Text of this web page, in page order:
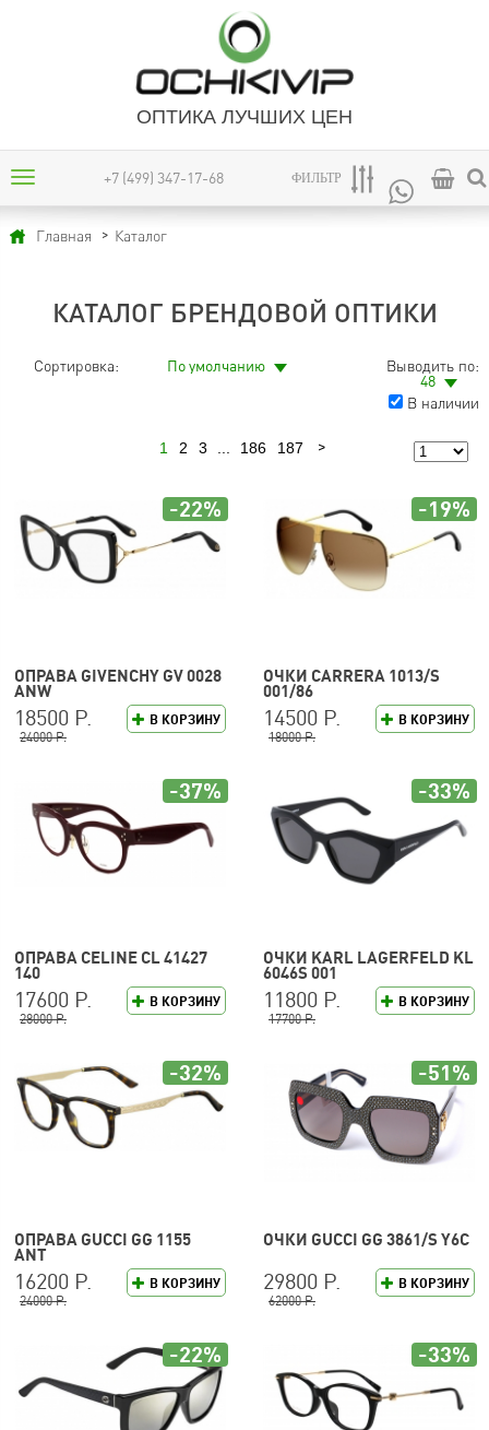
ОПТИКА ЛУЧШИХ ЦЕН
+7 (499) 347-17-68 ФИЛЬТР
Главная Каталог
КАТАЛОГ БРЕНДОВОЙ ОПТИКИ
Сортировка: По умолчанию
Выводить по:
48
В наличии
1 2 3 186 187
ОПРАВА GIVENCHY GV 0028
ANW
В КОРЗИНУ
18500 Р.
24000 Р.
-22%
ОЧКИ CARRERA 1013/S
001/86
В КОРЗИНУ
14500 Р.
18000 Р.
-19%
ОПРАВА CELINE CL 41427
140
В КОРЗИНУ
17600 Р.
28000 Р.
-37%
ОЧКИ KARL LAGERFELD KL
6046S 001
В КОРЗИНУ
11800 Р.
17700 Р.
-33%
ОПРАВА GUCCI GG 1155
ANT
В КОРЗИНУ
16200 Р.
24000 Р.
-32%
ОЧКИ GUCCI GG 3861/S Y6C
В КОРЗИНУ
29800 Р.
62000 Р.
-51%
-22% -33%